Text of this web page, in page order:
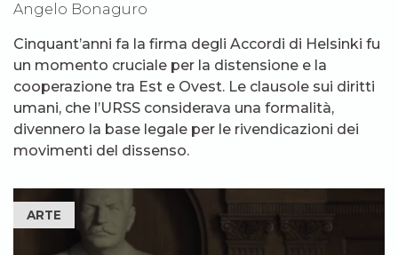
Angelo Bonaguro
Cinquant’anni fa la firma degli Accordi di Helsinki fu
un momento cruciale per la distensione e la
cooperazione tra Est e Ovest. Le clausole sui diritti
umani, che l’URSS considerava una formalità,
divennero la base legale per le rivendicazioni dei
movimenti del dissenso.
ARTE